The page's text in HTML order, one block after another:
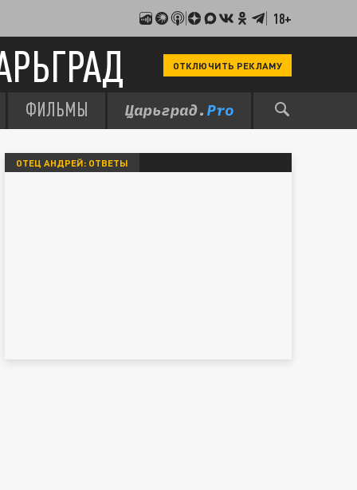
18+
ОТКЛЮЧИТЬ РЕКЛАМУ
ФИЛЬМЫ
ОТЕЦ АНДРЕЙ: ОТВЕТЫ